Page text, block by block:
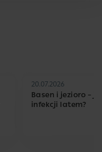
20.07.2026
Basen i jezioro –
infekcji latem?